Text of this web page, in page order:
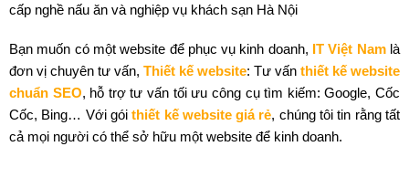
cấp nghề nấu ăn và nghiệp vụ khách sạn Hà Nội
Bạn muốn có một website để phục vụ kinh doanh, IT Việt Namlà
đơn vị chuyên tư vấn, Thiết kế website: Tư vấn thiết kế website
chuẩn SEO, hỗ trợ tư vấn tối ưu công cụ tìm kiếm: Google, Cốc
Cốc, Bing… Với góithiết kế website giá rẻ, chúng tôi tin rằng tất
cả mọi người có thể sở hữu một website để kinh doanh.